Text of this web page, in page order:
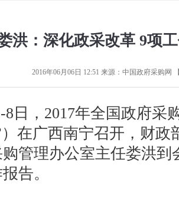
洪：深化政采改革 9项
2016年06月06日 12:51 来源： 中国政府采购网
日，2017年全国政府采
在广西南宁召开，财政
购管理办公室主任娄洪
告。